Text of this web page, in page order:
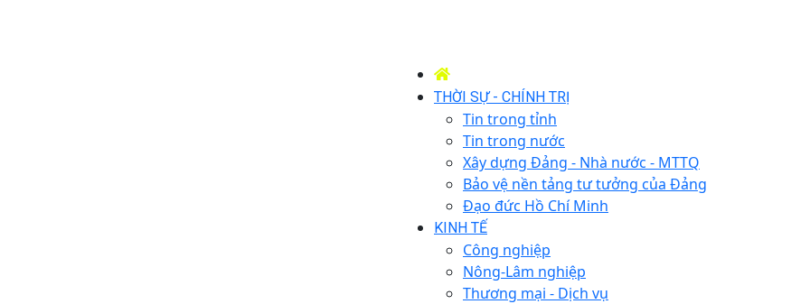
THỜI SỰ - CHÍNH TRỊ
Tin trong tỉnh
Tin trong nước
Xây dựng Đảng - Nhà nước - MTTQ
Bảo vệ nền tảng tư tưởng của Đảng
Đạo đức Hồ Chí Minh
KINH TẾ
Công nghiệp
Nông-Lâm nghiệp
Thương mại - Dịch vụ